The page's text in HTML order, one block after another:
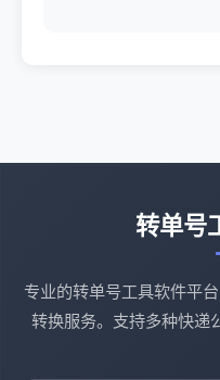
转单号
专业的转单号工具软件平
转换服务。支持多种快递